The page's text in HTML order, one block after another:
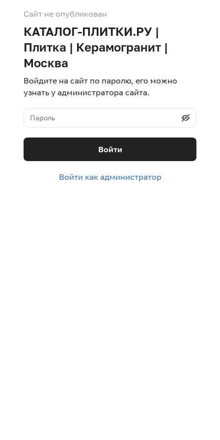
Сайт не опубликован
КАТАЛОГ-ПЛИТКИ.РУ |
Плитка | Керамогранит |
Москва
Войдите на сайт по паролю, его можно
узнать у администратора сайта.
Войти
Войти как администратор